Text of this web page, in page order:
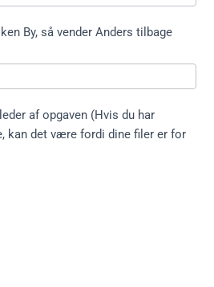
By, så vender Anders tilbage
af opgaven (Hvis du har
kan det være fordi dine filer er for